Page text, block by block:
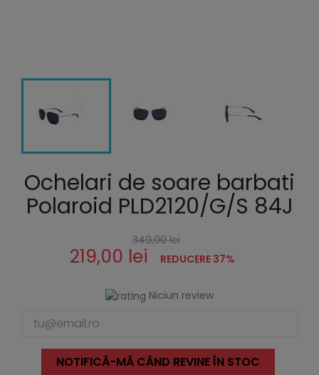
Ochelari de soare barbati
Polaroid PLD2120/G/S 84J
349,00 lei
219,00 lei REDUCERE 37%
Niciun review
NOTIFICĂ-MĂ CÂND REVINE ÎN STOC